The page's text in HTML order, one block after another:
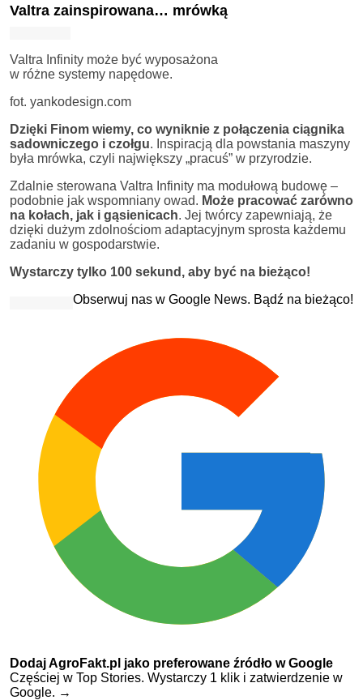
Valtra zainspirowana… mrówką
Valtra Infinity może być wyposażona
w różne systemy napędowe.
fot. yankodesign.com
Dzięki Finom wiemy, co wyniknie z połączenia ciągnika
sadowniczego i czołgu. Inspiracją dla powstania maszyny
była mrówka, czyli największy „pracuś” w przyrodzie.
Zdalnie sterowana Valtra Infinity ma modułową budowę –
podobnie jak wspomniany owad. Może pracować zarówno
na kołach, jak i gąsienicach. Jej twórcy zapewniają, że
dzięki dużym zdolnościom adaptacyjnym sprosta każdemu
zadaniu w gospodarstwie.
Wystarczy tylko 100 sekund, aby być na bieżąco!
Obserwuj nas w Google News. Bądź na bieżąco!
Dodaj AgroFakt.pl jako preferowane źródło w Google
Częściej w Top Stories. Wystarczy 1 klik i zatwierdzenie w
Google. →